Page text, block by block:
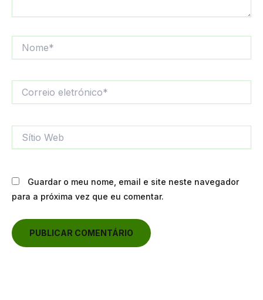
eletrónico*
Web
Guardar o meu nome, email e site neste navegador
para a próxima vez que eu comentar.